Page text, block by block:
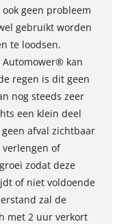
geen probleem
gebruikt worden
te loodsen.
Automower® kan
regen is dit geen
nog steeds zeer
een klein deel
afval zichtbaar
of
zodat deze
of niet voldoende
zal de
met 2 uur verkort